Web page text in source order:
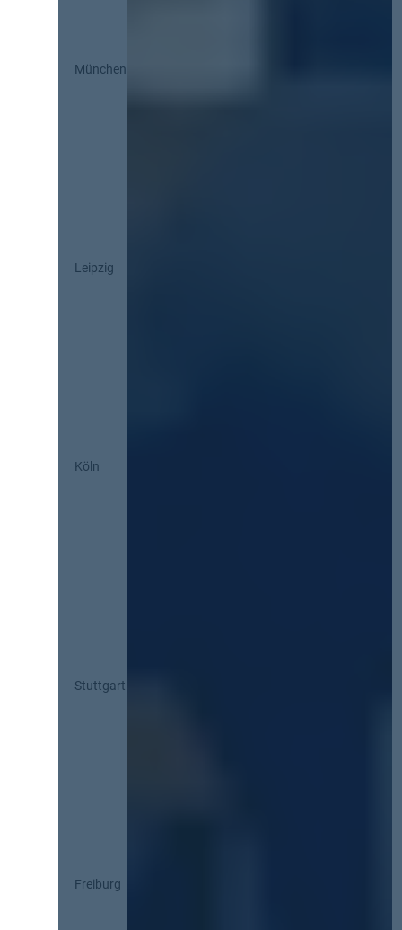
München
Leipzig
Köln
Stuttgart
Freiburg